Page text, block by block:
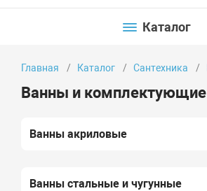
Каталог
Главная Каталог Сантехника
Ванны и комплектующие
Ванны акриловые
Ванны стальные и чугунные